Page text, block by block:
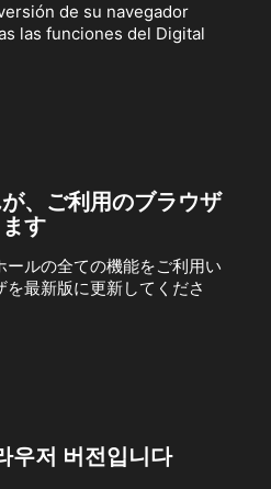
de su navegador
las funciones del Digital
、ご利用のブラウザ
す
ールの全ての機能をご利用い
最新版に更新してくださ
우저 버전입니다